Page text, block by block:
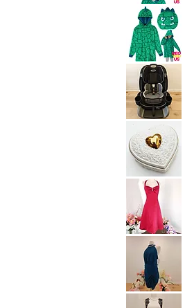
Terrain
Jogging
Foldable
Eve
Youth
2in1
Sleep
Hoodie
Wearable
Blanket
Cozy
Pillow
Green
Dino
Kid
Saint
Youth
2in1
Sleep
Hoodie
Wearable
Blanket
Pillow
Green
Dino
Kid
Extend2Fit
4-
in-
Years
Convertible
Child
Black
Vintage
George
Good
Shaped
Trinket
Box
Cream
Porcelain
Embossed
David
Rhinestone
Halter
Bridesmaid
Evening
AX